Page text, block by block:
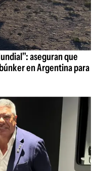
aseguran que
en Argentina para